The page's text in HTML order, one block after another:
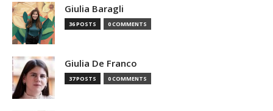
Giulia Baragli
36 POSTS 0 COMMENTS
Giulia De Franco
37 POSTS 0 COMMENTS